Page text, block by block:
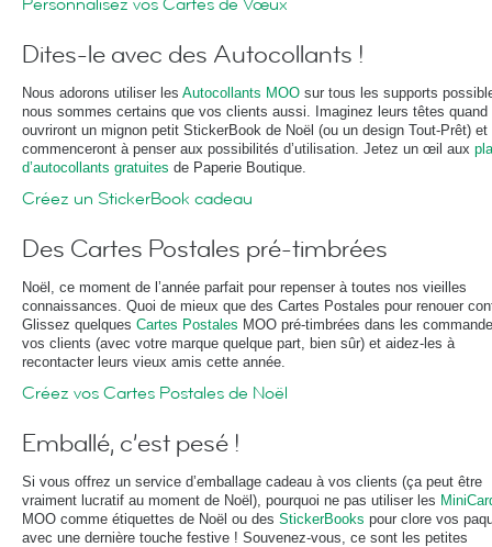
Dites-le avec des Autocollants !
Nous adorons utiliser les Autocollants MOO sur tous les supports
nous sommes certains que vos clients aussi. Imaginez leurs têtes quand
ouvriront un mignon petit StickerBook de Noël (ou un design Tout-Prêt) et
commenceront à penser aux possibilités d’utilisation. Jetez un œil aux
d’autocollants gratuites de Paperie Boutique.
Créez un StickerBook cadeau
Des Cartes Postales pré-timbrées
Noël, ce moment de l’année parfait pour repenser à toutes nos vieilles
connaissances. Quoi de mieux que des Cartes Postales pour renouer
Glissez quelques Cartes Postales MOO pré-timbrées dans les
vos clients (avec votre marque quelque part, bien sûr) et aidez-les à
recontacter leurs vieux amis cette année.
Créez vos Cartes Postales de Noël
Emballé, c’est pesé !
Si vous offrez un service d’emballage cadeau à vos clients (ça peut être
vraiment lucratif au moment de Noël), pourquoi ne pas utiliser les
MOO comme étiquettes de Noël ou des StickerBooks pour clore vos
avec une dernière touche festive ! Souvenez-vous, ce sont les petites